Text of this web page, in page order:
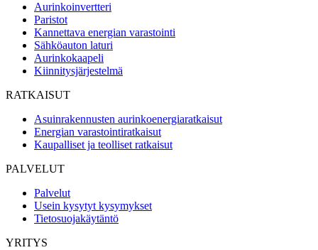
Aurinkoinvertteri
Paristot
Kannettava energian varastointi
Sähköauton laturi
Aurinkokaapeli
Kiinnitysjärjestelmä
RATKAISUT
Asuinrakennusten aurinkoenergiaratkaisut
Energian varastointiratkaisut
Kaupalliset ja teolliset ratkaisut
PALVELUT
Palvelut
Usein kysytyt kysymykset
Tietosuojakäytäntö
YRITYS